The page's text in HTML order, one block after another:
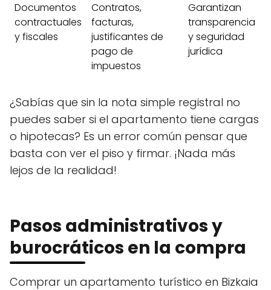
Documentos
contractuales
y fiscales
Contratos,
facturas,
justificantes de
pago de
impuestos
Garantizan
transparencia
y seguridad
jurídica
¿Sabías que sin la nota simple registral no
puedes saber si el apartamento tiene cargas
o hipotecas? Es un error común pensar que
basta con ver el piso y firmar. ¡Nada más
lejos de la realidad!
Pasos administrativos y
burocráticos en la compra
Comprar un apartamento turístico en Bizkaia